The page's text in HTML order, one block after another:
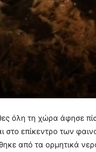
όλη τη χώρα άφησε
στο επίκεντρο των
από τα ορμητικά